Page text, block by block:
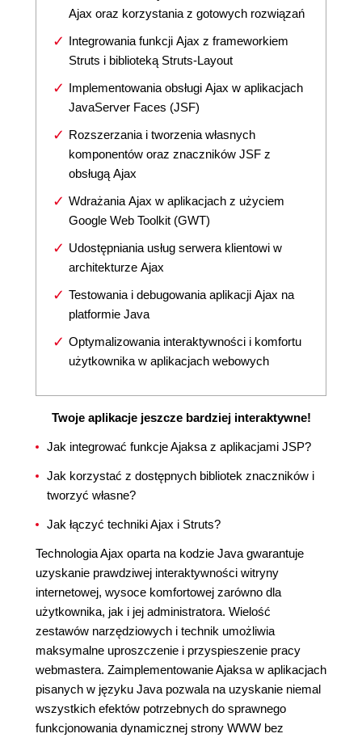
Ajax oraz korzystania z gotowych rozwiązań
Integrowania funkcji Ajax z frameworkiem
Struts i biblioteką Struts-Layout
Implementowania obsługi Ajax w aplikacjach
JavaServer Faces (JSF)
Rozszerzania i tworzenia własnych
komponentów oraz znaczników JSF z
obsługą Ajax
Wdrażania Ajax w aplikacjach z użyciem
Google Web Toolkit (GWT)
Udostępniania usług serwera klientowi w
architekturze Ajax
Testowania i debugowania aplikacji Ajax na
platformie Java
Optymalizowania interaktywności i komfortu
użytkownika w aplikacjach webowych
Twoje aplikacje jeszcze bardziej interaktywne!
Jak integrować funkcje Ajaksa z aplikacjami JSP?
Jak korzystać z dostępnych bibliotek znaczników i
tworzyć własne?
Jak łączyć techniki Ajax i Struts?
Technologia Ajax oparta na kodzie Java gwarantuje
uzyskanie prawdziwej interaktywności witryny
internetowej, wysoce komfortowej zarówno dla
użytkownika, jak i jej administratora. Wielość
zestawów narzędziowych i technik umożliwia
maksymalne uproszczenie i przyspieszenie pracy
webmastera. Zaimplementowanie Ajaksa w aplikacjach
pisanych w języku Java pozwala na uzyskanie niemal
wszystkich efektów potrzebnych do sprawnego
funkcjonowania dynamicznej strony WWW bez